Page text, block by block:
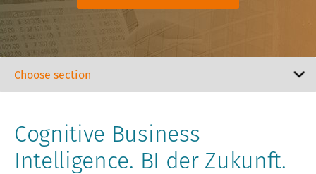
Cognitive Business
Intelligence. BI der Zukunft.